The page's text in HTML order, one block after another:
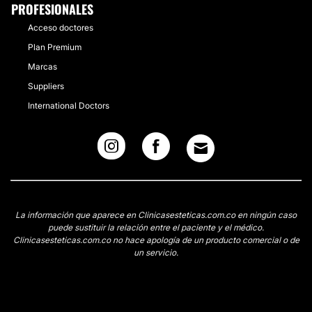
PROFESIONALES
Acceso doctores
Plan Premium
Marcas
Suppliers
International Doctors
La información que aparece en Clinicasesteticas.com.co en ningún caso
puede sustituir la relación entre el paciente y el médico.
Clinicasesteticas.com.co no hace apología de un producto comercial o de
un servicio.